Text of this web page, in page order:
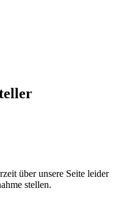
über unsere Seite leider
stellen.